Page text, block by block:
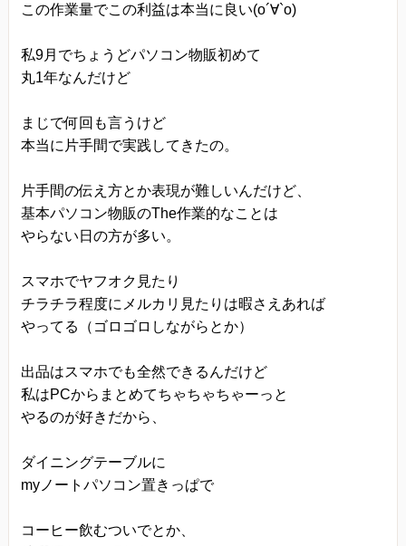
人情報の適切な管理を行います。
情報内容の照会、修正または削除
当方は、お客様が当社にご提供いただいた個人情
ご本人であることを確認させていただいたうえ
で、合理的な範囲ですみやかに 対応させていただ
きます。
プライバシーに関する意見・苦情・異議申し立て
について
っていないと思われる場合には、お問い合わせを
通じて当方にまずご連絡ください。
適切な処理ができるよう努めます。
この作業量でこの利益は本当に良い(o´∀`o)
私9月でちょうどパソコン物販初めて
丸1年なんだけど
まじで何回も言うけど
本当に片手間で実践してきたの。
片手間の伝え方とか表現が難しいんだけど、
基本パソコン物販のThe作業的なことは
やらない日の方が多い。
スマホでヤフオク見たり
チラチラ程度にメルカリ見たりは暇さえあれば
やってる（ゴロゴロしながらとか）
出品はスマホでも全然できるんだけど
私はPCからまとめてちゃちゃちゃーっと
やるのが好きだから、
ダイニングテーブルに
myノートパソコン置きっぱで
コーヒー飲むついでとか、